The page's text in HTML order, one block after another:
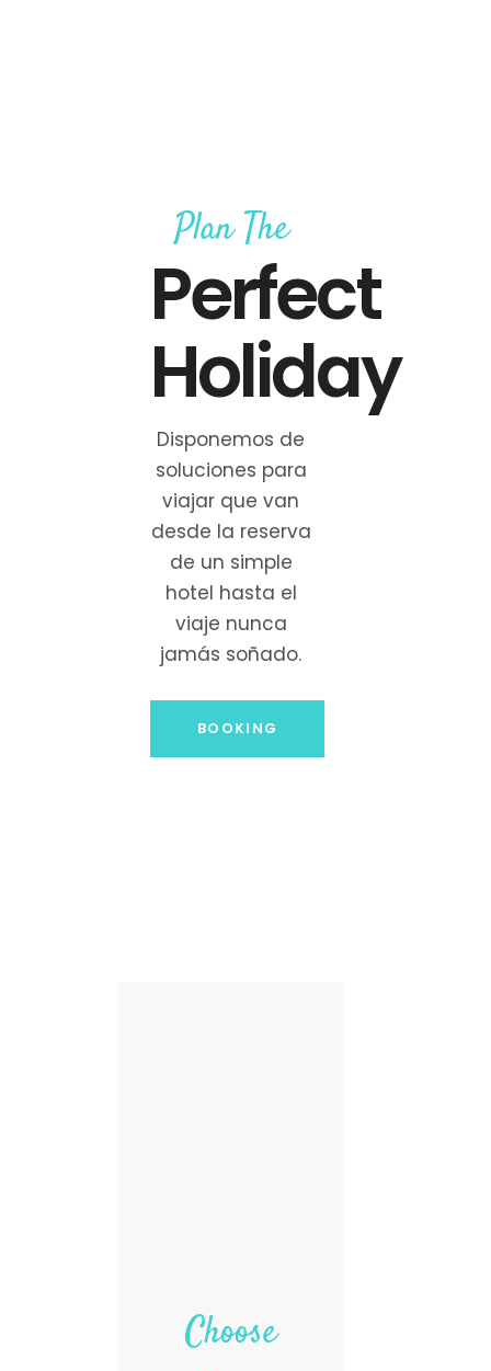
Plan The
Perfect
Holiday
Disponemos de
soluciones para
viajar que van
desde la reserva
de un simple
hotel hasta el
viaje nunca
jamás soñado.
BOOKING
Choose